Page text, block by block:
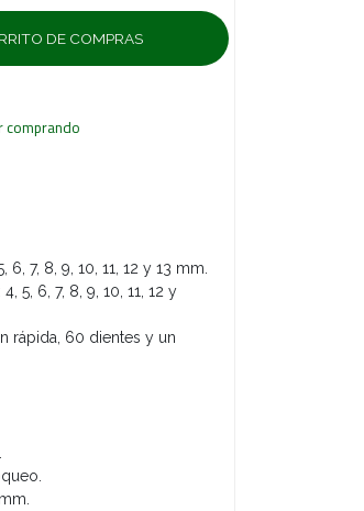
comprando
7, 8, 9, 10, 11, 12 y 13 mm.
5, 6, 7, 8, 9, 10, 11, 12 y
rápida, 60 dientes y un